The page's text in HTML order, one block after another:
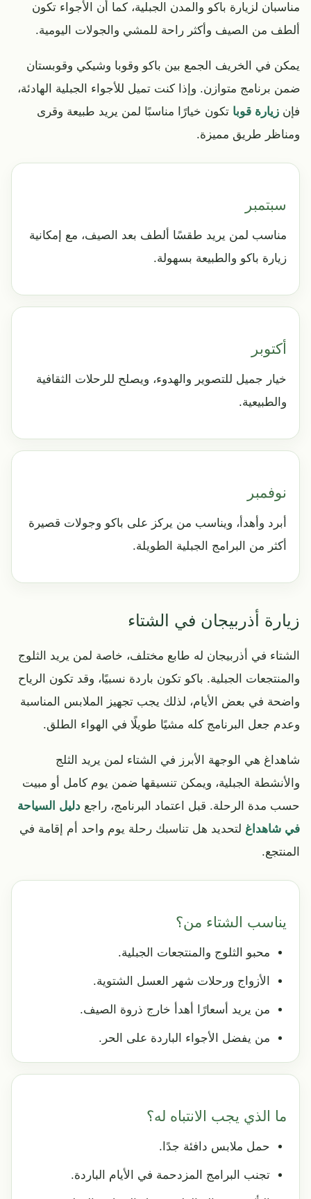
مناسبان لزيارة باكو والمدن الجبلية، كما أن الأجواء تكون
ألطف من الصيف وأكثر راحة للمشي والجولات اليومية.
يمكن في الخريف الجمع بين باكو وقوبا وشيكي وقوبستان
ضمن برنامج متوازن. وإذا كنت تميل للأجواء الجبلية الهادئة،
فإن زيارة قوبا تكون خيارًا مناسبًا لمن يريد طبيعة وقرى
ومناظر طريق مميزة.
سبتمبر
مناسب لمن يريد طقسًا ألطف بعد الصيف، مع إمكانية
زيارة باكو والطبيعة بسهولة.
أكتوبر
خيار جميل للتصوير والهدوء، ويصلح للرحلات الثقافية
والطبيعية.
نوفمبر
أبرد وأهدأ، ويناسب من يركز على باكو وجولات قصيرة
أكثر من البرامج الجبلية الطويلة.
زيارة أذربيجان في الشتاء
الشتاء في أذربيجان له طابع مختلف، خاصة لمن يريد الثلوج
والمنتجعات الجبلية. باكو تكون باردة نسبيًا، وقد تكون الرياح
واضحة في بعض الأيام، لذلك يجب تجهيز الملابس المناسبة
وعدم جعل البرنامج كله مشيًا طويلًا في الهواء الطلق.
شاهداغ هي الوجهة الأبرز في الشتاء لمن يريد الثلج
والأنشطة الجبلية، ويمكن تنسيقها ضمن يوم كامل أو مبيت
حسب مدة الرحلة. قبل اعتماد البرنامج، راجع دليل السياحة
في شاهداغ لتحديد هل تناسبك رحلة يوم واحد أم إقامة في
المنتجع.
يناسب الشتاء من؟
محبو الثلوج والمنتجعات الجبلية.
الأزواج ورحلات شهر العسل الشتوية.
من يريد أسعارًا أهدأ خارج ذروة الصيف.
من يفضل الأجواء الباردة على الحر.
ما الذي يجب الانتباه له؟
حمل ملابس دافئة جدًا.
تجنب البرامج المزدحمة في الأيام الباردة.